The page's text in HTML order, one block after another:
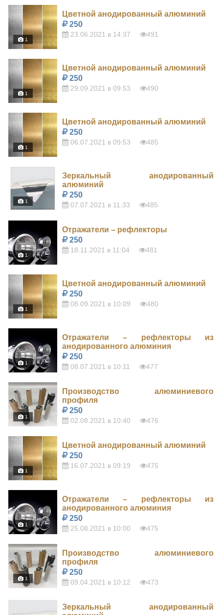
1
Цветной анодированный алюминий
250
23.06.2021 в 14:37 491
1
Цветной анодированный алюминий
250
29.09.2021 в 09:53 490
1
Цветной анодированный алюминий
250
06.07.2021 в 09:53 485
1
Зеркальный анодированный
алюминий
250
07.07.2021 в 11:33 485
1
Отражатели – рефлекторы
250
18.11.2021 в 11:04 481
1
Цветной анодированный алюминий
250
08.09.2021 в 10:09 480
1
Отражатели – рефлекторы из
анодированного алюминия
250
08.07.2021 в 10:11 477
1
Производство алюминиевого
профиля
250
02.08.2021 в 10:40 476
1
Цветной анодированный алюминий
250
16.07.2021 в 09:19 475
1
Отражатели – рефлекторы из
анодированного алюминия
250
25.08.2021 в 10:00 475
1
Производство алюминиевого
профиля
250
09.04.2021 в 10:12 473
Зеркальный анодированный